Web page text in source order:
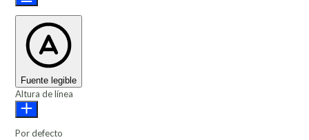
Fuente legible
Altura de línea
Por defecto